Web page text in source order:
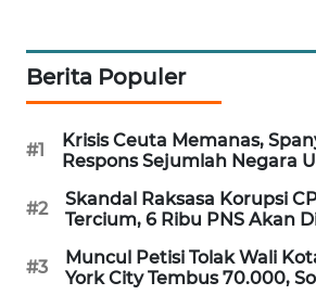
Berita Populer
#1
Krisis Ceuta Memanas,
Respons Sejumlah Negara
#2
Skandal Raksasa Korupsi
Tercium, 6 Ribu PNS Akan
#3
Muncul Petisi Tolak Wali
York City Tembus 70.000,
Network
LISTRIK
MASYARAKAT
KELISTRIKAN
WALINKI